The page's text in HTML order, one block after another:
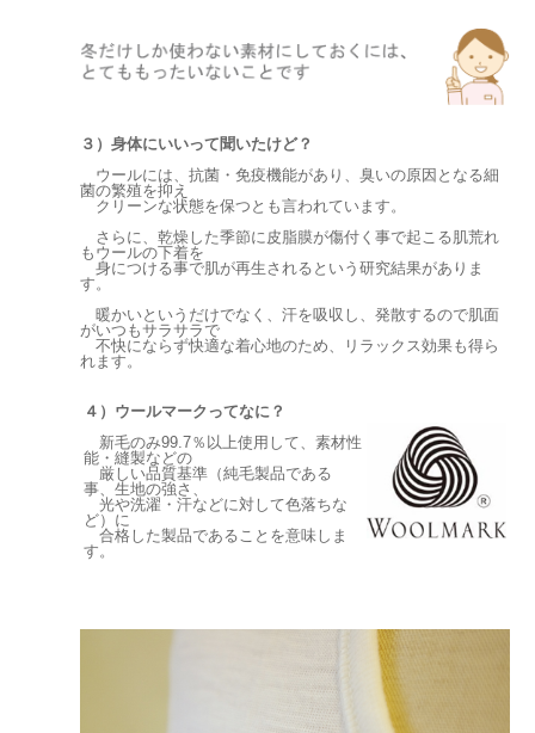
３）身体にいいって聞いたけど？
ウールには、抗菌・免疫機能があり、臭いの原因となる細
菌の繁殖を抑え
クリーンな状態を保つとも言われています。
さらに、乾燥した季節に皮脂膜が傷付く事で起こる肌荒れ
もウールの下着を
身につける事で肌が再生されるという研究結果がありま
す。
暖かいというだけでなく、汗を吸収し、発散するので肌面
がいつもサラサラで
不快にならず快適な着心地のため、リラックス効果も得ら
れます。
４）ウールマークってなに？
新毛のみ99.7％以上使用して、素材性
能・縫製などの
厳しい品質基準（純毛製品である
事、生地の強さ、
光や洗濯・汗などに対して色落ちな
ど）に
合格した製品であることを意味しま
す。